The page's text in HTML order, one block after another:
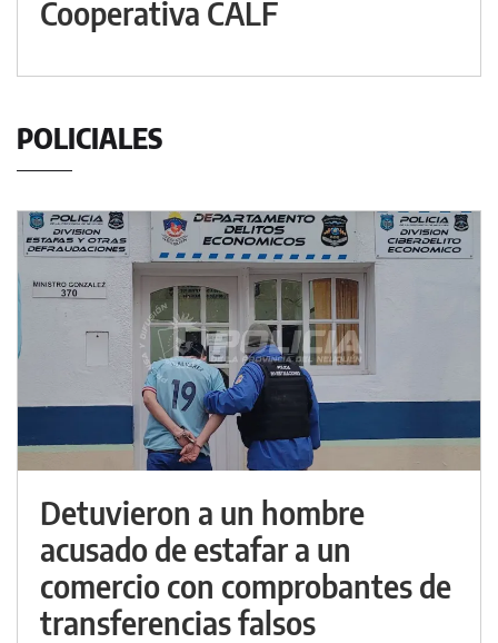
Cooperativa CALF
POLICIALES
Detuvieron a un hombre
acusado de estafar a un
comercio con comprobantes de
transferencias falsos